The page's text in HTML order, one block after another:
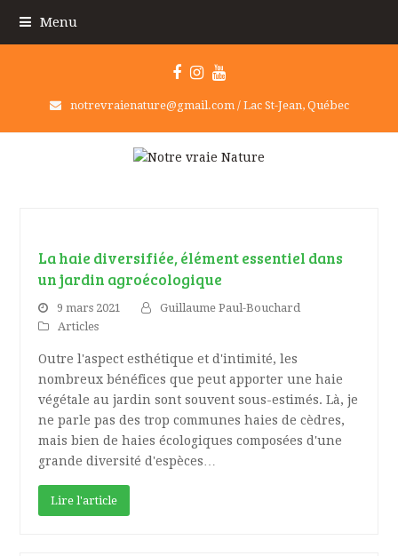
Menu
Facebook
Instagram
Youtube
notrevraienature@gmail.com / Lac St-Jean, Québec
La haie diversifiée, élément essentiel dans
un jardin agroécologique
9 mars 2021
Guillaume Paul-Bouchard
Articles
Outre l'aspect esthétique et d'intimité, les
nombreux bénéfices que peut apporter une haie
végétale au jardin sont souvent sous-estimés. Là, je
ne parle pas des trop communes haies de cèdres,
mais bien de haies écologiques composées d'une
grande diversité d'espèces…
Lire l'article